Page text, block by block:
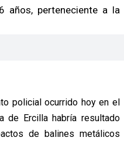
años, perteneciente a la
policial ocurrido hoy en el
de Ercilla habría resultado
de balines metálicos